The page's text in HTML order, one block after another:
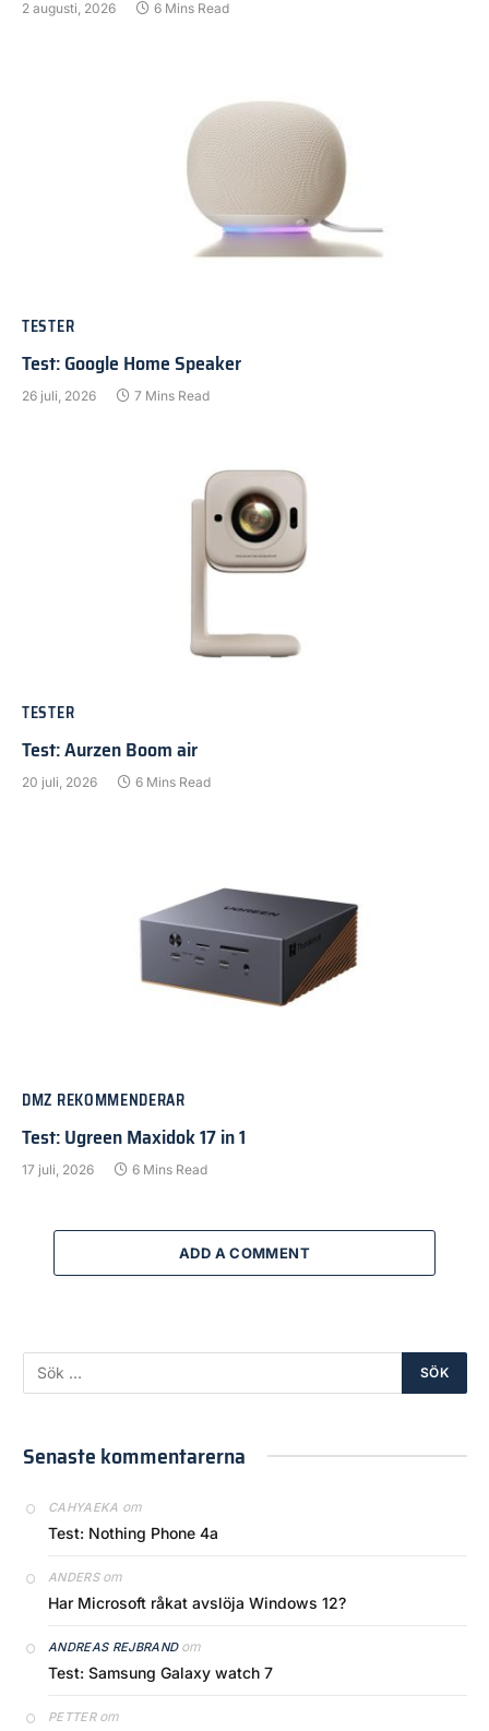
2 augusti, 2026 6 Mins Read
TESTER
Test: Google Home Speaker
26 juli, 2026 7 Mins Read
TESTER
Test: Aurzen Boom air
20 juli, 2026 6 Mins Read
DMZ REKOMMENDERAR
Test: Ugreen Maxidok 17 in 1
17 juli, 2026 6 Mins Read
ADD A COMMENT
Senaste kommentarerna
CAHYAEKA om
Test: Nothing Phone 4a
ANDERSom
Har Microsoft råkat avslöja Windows 12?
ANDREAS REJBRANDom
Test: Samsung Galaxy watch 7
PETTERom